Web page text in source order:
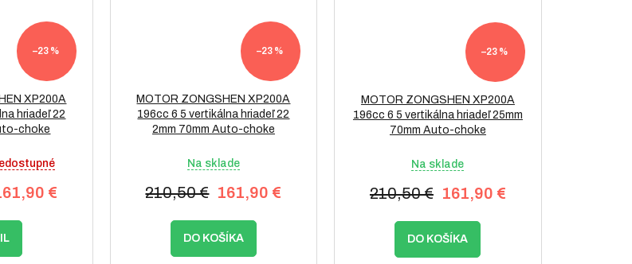
–23 %
XP200A
hriadeľ 22
choke
€
–23 %
MOTOR ZONGSHEN XP200A
196cc 6 5 vertikálna hriadeľ 22
2mm 70mm Auto-choke
Na sklade
161,90 €
210,50 €
DO KOŠÍKA
–23 %
MOTOR ZONGSHEN XP200A
196cc 6 5 vertikálna hriadeľ 25mm
70mm Auto-choke
Na sklade
161,90 €
210,50 €
DO KOŠÍKA